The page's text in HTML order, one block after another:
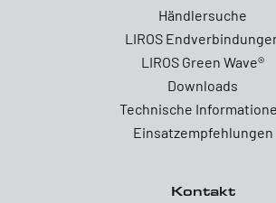
Händlersuche
LIROS
LIROS Green Wave®
Downloads
Technische
Einsatzempfehlungen
Kontakt